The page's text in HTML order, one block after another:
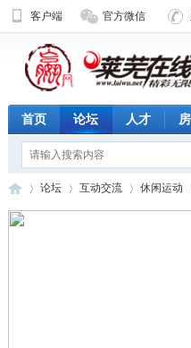
客户端 官方微信
首页 论坛 人才
论坛 互动交流 休闲运动